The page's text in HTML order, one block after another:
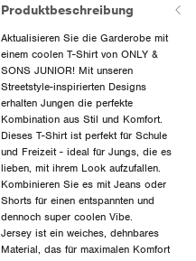
Produktbeschreibung
Aktualisieren Sie die Garderobe mit
einem coolen T-Shirt von ONLY &
SONS JUNIOR! Mit unseren
Streetstyle-inspirierten Designs
erhalten Jungen die perfekte
Kombination aus Stil und Komfort.
Dieses T-Shirt ist perfekt für Schule
und Freizeit - ideal für Jungs, die es
lieben, mit ihrem Look aufzufallen.
Kombinieren Sie es mit Jeans oder
Shorts für einen entspannten und
dennoch super coolen Vibe.
Jersey ist ein weiches, dehnbares
Material, das für maximalen Komfort